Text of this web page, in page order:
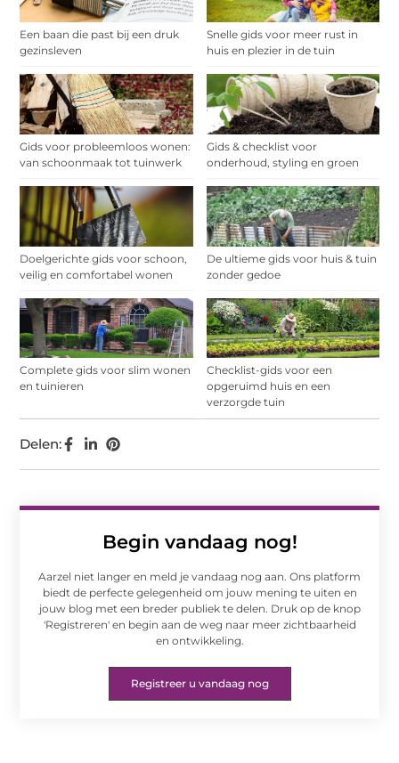
Een baan die past bij een druk
gezinsleven
Snelle gids voor meer rust in
huis en plezier in de tuin
Gids voor probleemloos wonen:
van schoonmaak tot tuinwerk
Gids & checklist voor
onderhoud, styling en groen
Doelgerichte gids voor schoon,
veilig en comfortabel wonen
De ultieme gids voor huis & tuin
zonder gedoe
Complete gids voor slim wonen
en tuinieren
Checklist-gids voor een
opgeruimd huis en een
verzorgde tuin
Begin vandaag nog!
Aarzel niet langer en meld je vandaag nog aan. Ons platform
biedt de perfecte gelegenheid om jouw mening te uiten en
jouw blog met een breder publiek te delen. Druk op de knop
'Registreren' en begin aan de weg naar meer zichtbaarheid
en ontwikkeling.
Registreer u vandaag nog
Delen: